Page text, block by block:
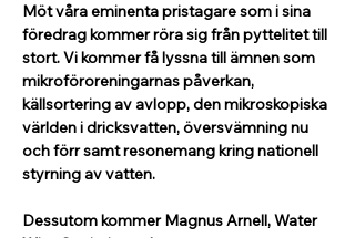
Möt våra eminenta pristagare som i sina
föredrag kommer röra sig från pyttelitet till
stort. Vi kommer få lyssna till ämnen som
mikroföroreningarnas påverkan,
källsortering av avlopp, den mikroskopiska
världen i dricksvatten, översvämning nu
och förr samt resonemang kring nationell
styrning av vatten.
Dessutom kommer Magnus Arnell, Water